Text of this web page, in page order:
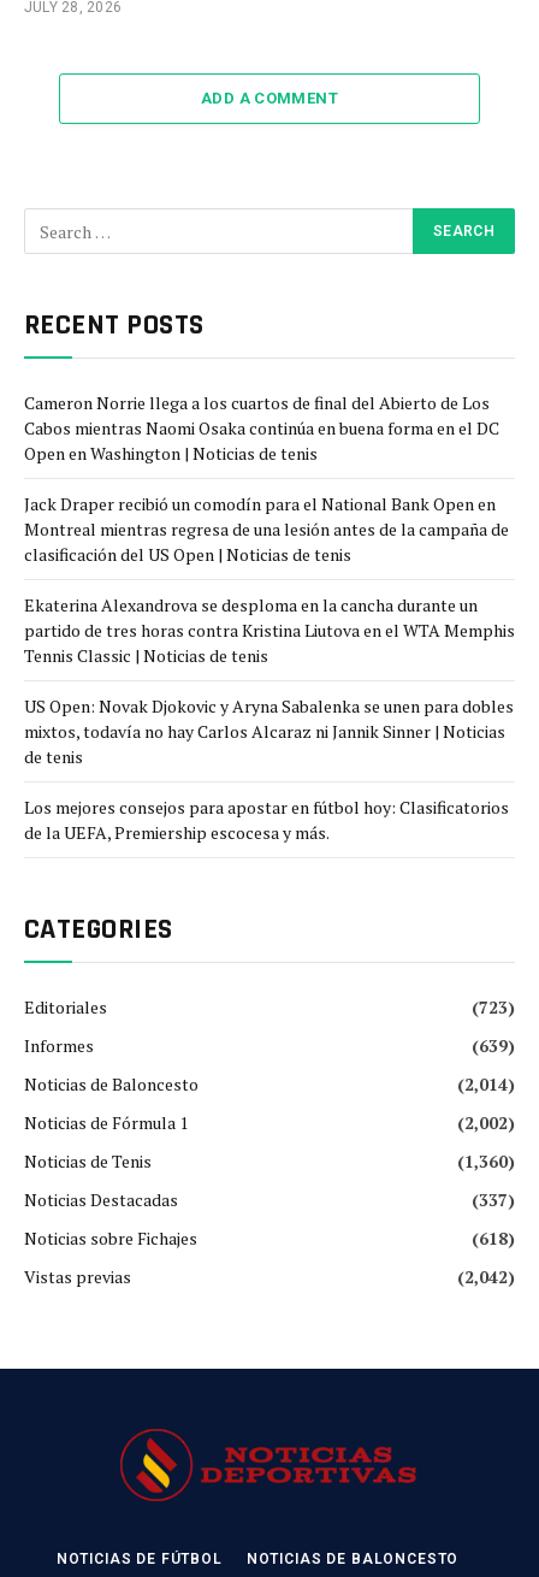
JULY 28, 2026
ADD A COMMENT
RECENT POSTS
Cameron Norrie llega a los cuartos de final del Abierto de Los
Cabos mientras Naomi Osaka continúa en buena forma en el DC
Open en Washington | Noticias de tenis
Jack Draper recibió un comodín para el National Bank Open en
Montreal mientras regresa de una lesión antes de la campaña de
clasificación del US Open | Noticias de tenis
Ekaterina Alexandrova se desploma en la cancha durante un
partido de tres horas contra Kristina Liutova en el WTA Memphis
Tennis Classic | Noticias de tenis
US Open: Novak Djokovic y Aryna Sabalenka se unen para dobles
mixtos, todavía no hay Carlos Alcaraz ni Jannik Sinner | Noticias
de tenis
Los mejores consejos para apostar en fútbol hoy: Clasificatorios
de la UEFA, Premiership escocesa y más.
CATEGORIES
Editoriales
(723)
Informes
(639)
Noticias de Baloncesto
(2,014)
Noticias de Fórmula 1
(2,002)
Noticias de Tenis
(1,360)
Noticias Destacadas
(337)
Noticias sobre Fichajes
(618)
Vistas previas
(2,042)
NOTICIAS DE FÚTBOL NOTICIAS DE BALONCESTO